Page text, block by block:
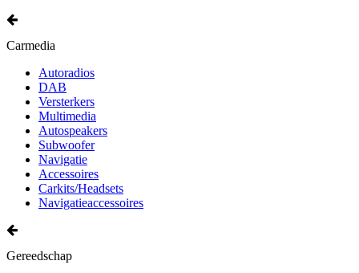
Carmedia
Autoradios
DAB
Versterkers
Multimedia
Autospeakers
Subwoofer
Navigatie
Accessoires
Carkits/Headsets
Navigatieaccessoires
Gereedschap